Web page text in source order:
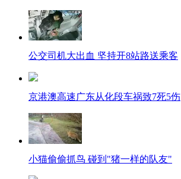
公交司机大出血 坚持开8站路送乘客
京港澳高速广东从化段车祸致7死5伤
小猫偷偷抓鸟 碰到"猪一样的队友"